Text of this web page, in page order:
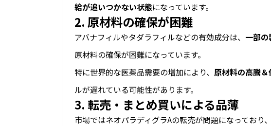
給が追いつかない状態になっています。
2. 原材料の確保が困難
アバナフィルやタダラフィルなどの有効成分は、 一部
原材料の確保が困難になっています。
特に世界的な医薬品需要の増加により、 原材料の高騰
ルが遅れている可能性があります。
3. 転売・まとめ買いによる品薄
市場ではネオパラディグラAの転売が問題になっており、